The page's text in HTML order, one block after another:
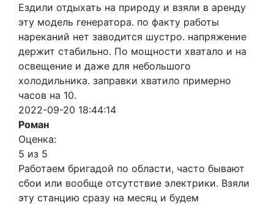
Ездили отдыхать на природу и взяли в аренду
эту модель генератора. по факту работы
нареканий нет заводится шустро. напряжение
держит стабильно. По мощности хватало и на
освещение и даже для небольшого
холодильника. заправки хватило примерно
часов на 10.
2022-09-20 18:44:14
Роман
Оценка:
5 из 5
Работаем бригадой по области, часто бывают
сбои или вообще отсутствие электрики. Взяли
эту станцию сразу на месяц и будем